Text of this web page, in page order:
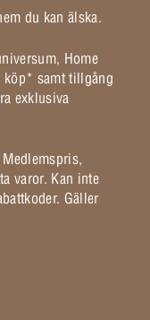
du kan älska.
Home
köp* samt tillgång
exklusiva
varor. Kan inte
Gäller